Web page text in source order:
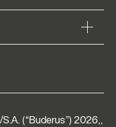
(“Buderus”) 2026,,